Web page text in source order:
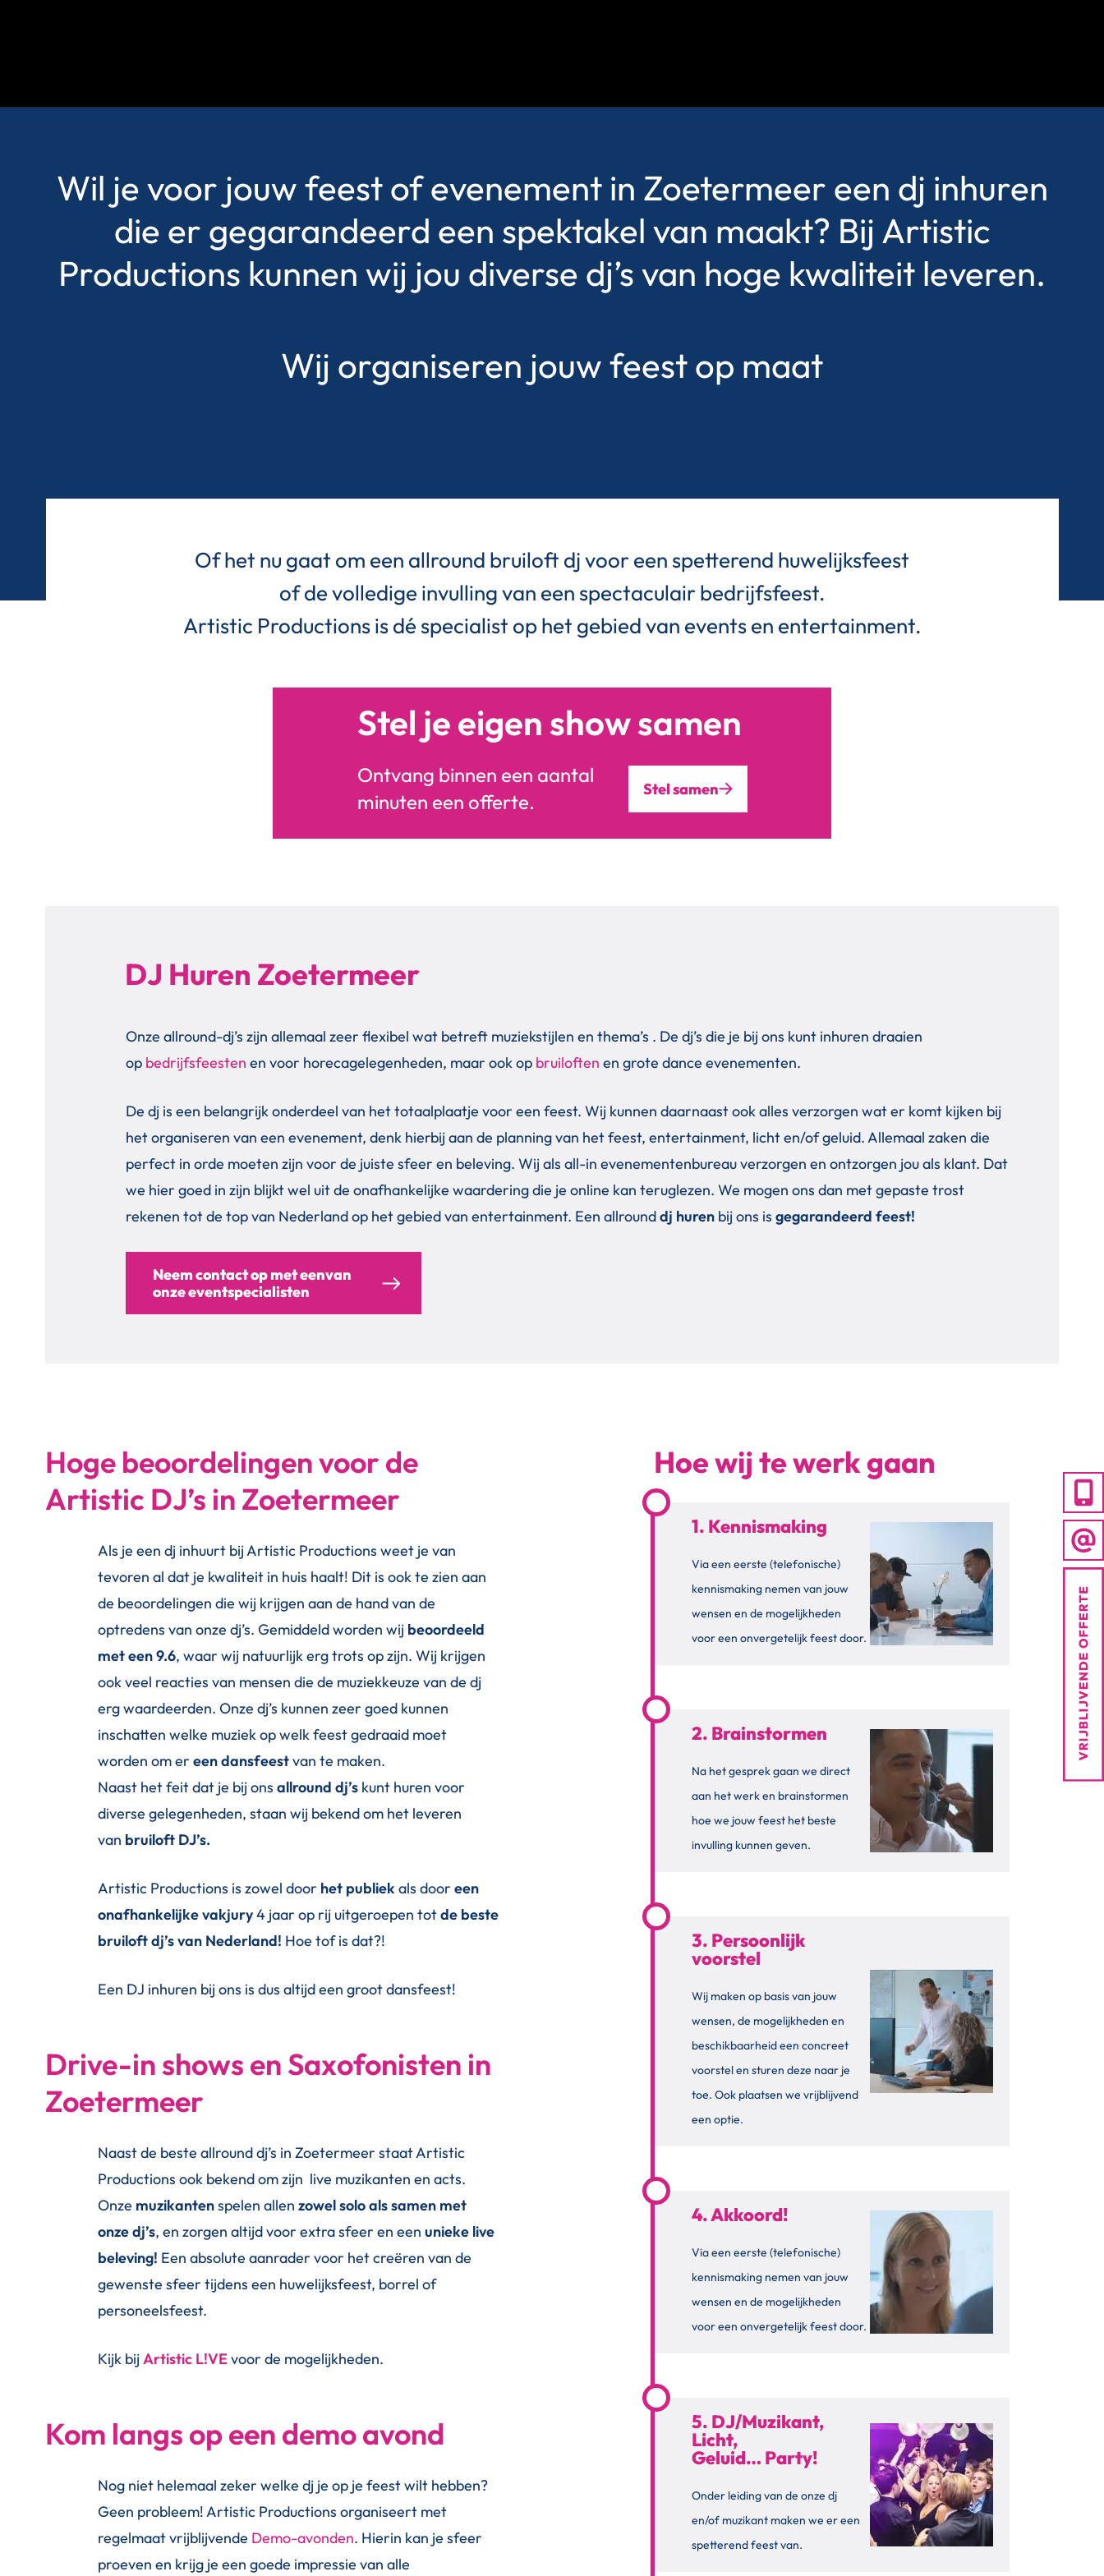
Wil je voor jouw feest of evenement in Zoetermeer een dj inhuren
die er gegarandeerd een spektakel van maakt? Bij Artistic
Productions kunnen wij jou diverse dj’s van hoge kwaliteit leveren.
Wij organiseren jouw feest op maat
Of het nu gaat om een allround bruiloft dj voor een spetterend huwelijksfeest
of de volledige invulling van een spectaculair bedrijfsfeest.
Artistic Productions is dé specialist op het gebied van events en entertainment.
Stel je eigen show samen
Ontvang binnen een aantal
minuten een offerte.
Stel samen
DJ Huren Zoetermeer
Onze allround-dj’s zijn allemaal zeer flexibel wat betreft muziekstijlen en thema’s . De dj’s die je bij ons kunt inhuren draaien
op bedrijfsfeesten en voor horecagelegenheden, maar ook op bruiloften en grote dance evenementen.
De dj is een belangrijk onderdeel van het totaalplaatje voor een feest. Wij kunnen daarnaast ook alles verzorgen wat er komt kijken bij
het organiseren van een evenement, denk hierbij aan de planning van het feest, entertainment, licht en/of geluid. Allemaal zaken die
perfect in orde moeten zijn voor de juiste sfeer en beleving. Wij als all-in evenementenbureau verzorgen en ontzorgen jou als klant. Dat
we hier goed in zijn blijkt wel uit de onafhankelijke waardering die je online kan teruglezen. We mogen ons dan met gepaste trost
rekenen tot de top van Nederland op het gebied van entertainment. Een allrounddj hurenbij ons is gegarandeerd feest!
Neem contact op met eenvan
onze eventspecialisten
Hoge beoordelingen voor de
Artistic DJ’s in Zoetermeer
Als je een dj inhuurt bij Artistic Productions weet je van
tevoren al dat je kwaliteit in huis haalt! Dit is ook te zien aan
de beoordelingen die wij krijgen aan de hand van de
optredens van onze dj’s. Gemiddeld worden wij beoordeeld
met een 9.6, waar wij natuurlijk erg trots op zijn. Wij krijgen
ook veel reacties van mensen die de muziekkeuze van de dj
erg waardeerden. Onze dj’s kunnen zeer goed kunnen
inschatten welke muziek op welk feest gedraaid moet
worden om ereen dansfeestvan te maken.
Naast het feit dat je bij onsallround dj’s kunt huren voor
diverse gelegenheden, staan wij bekend om het leveren
van bruiloft DJ’s.
Artistic Productions is zowel door het publiekals dooreen
onafhankelijke vakjury4 jaar op rij uitgeroepen totde beste
bruiloft dj’s van Nederland! Hoe tof is dat?!
Een DJ inhuren bij ons is dus altijd een groot dansfeest!
Drive-in shows en Saxofonisten in
Zoetermeer
Naast de beste allround dj’s in Zoetermeer staat Artistic
Productions ook bekend om zijn live muzikanten en acts.
Onze muzikantenspelen allenzowel solo als samen met
onze dj’s, en zorgen altijd voor extra sfeer en eenunieke live
beleving! Een absolute aanrader voor het creëren van de
gewenste sfeer tijdens een huwelijksfeest, borrel of
personeelsfeest.
Kijk bijArtistic L!VE voor de mogelijkheden.
Kom langs op een demo avond
Nog niet helemaal zeker welke dj je op je feest wilt hebben?
Geen probleem! Artistic Productions organiseert met
regelmaat vrijblijvende Demo-avonden. Hierin kan je sfeer
proeven en krijg je een goede impressie van alle
Hoe wij te werk gaan
1. Kennismaking
Via een eerste (telefonische)
kennismaking nemen van jouw
wensen en de mogelijkheden
voor een onvergetelijk feest door.
2. Brainstormen
Na het gesprek gaan we direct
aan het werk en brainstormen
hoe we jouw feest het beste
invulling kunnen geven.
3. Persoonlijk
voorstel
Wij maken op basis van jouw
wensen, de mogelijkheden en
beschikbaarheid een concreet
voorstel en sturen deze naar je
toe. Ook plaatsen we vrijblijvend
een optie.
4. Akkoord!
Via een eerste (telefonische)
kennismaking nemen van jouw
wensen en de mogelijkheden
voor een onvergetelijk feest door.
5. DJ/Muzikant,
Licht,
Geluid… Party!
Onder leiding van de onze dj
en/of muzikant maken we er een
spetterend feest van.